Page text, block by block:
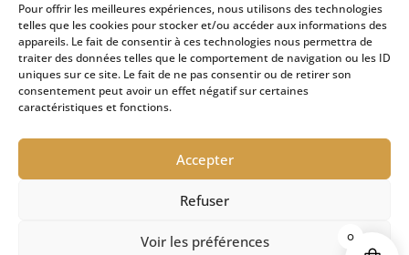
Pour offrir les meilleures expériences, nous utilisons des technologies
telles que les cookies pour stocker et/ou accéder aux informations des
appareils. Le fait de consentir à ces technologies nous permettra de
traiter des données telles que le comportement de navigation ou les ID
uniques sur ce site. Le fait de ne pas consentir ou de retirer son
consentement peut avoir un effet négatif sur certaines
caractéristiques et fonctions.
Accepter
Refuser
Voir les préférences
LIENS PRATIQUES
Mentions légales
Politique de confidentialité
0